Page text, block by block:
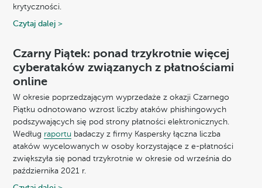
krytyczności.
Czytaj dalej >
Czarny Piątek: ponad trzykrotnie więcej
cyberataków związanych z płatnościami
online
W okresie poprzedzającym wyprzedaże z okazji Czarnego
Piątku odnotowano wzrost liczby ataków phishingowych
podszywających się pod strony płatności elektronicznych.
Według raportu badaczy z firmy Kaspersky łączna liczba
ataków wycelowanych w osoby korzystające z e-płatności
zwiększyła się ponad trzykrotnie w okresie od września do
października 2021 r.